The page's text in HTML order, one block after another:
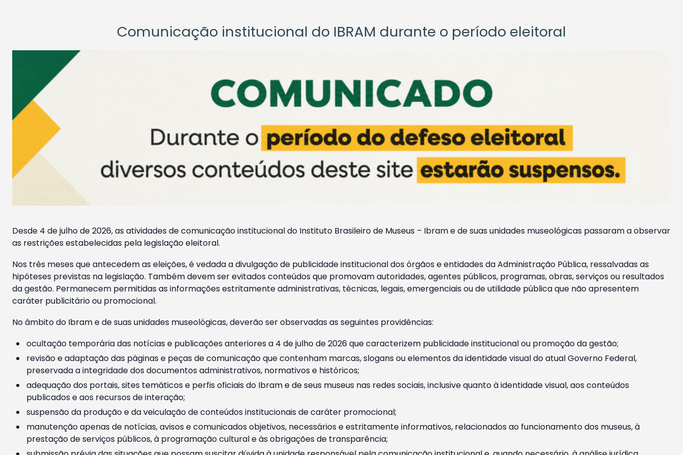
Comunicação institucional do IBRAM durante o período eleitoral
Desde 4 de julho de 2026, as atividades de comunicação institucional do Instituto Brasileiro de Museus – Ibram e de suas unidades museológicas passaram a observar
as restrições estabelecidas pela legislação eleitoral.
Nos três meses que antecedem as eleições, é vedada a divulgação de publicidade institucional dos órgãos e entidades da Administração Pública, ressalvadas as
hipóteses previstas na legislação. Também devem ser evitados conteúdos que promovam autoridades, agentes públicos, programas, obras, serviços ou resultados
da gestão. Permanecem permitidas as informações estritamente administrativas, técnicas, legais, emergenciais ou de utilidade pública que não apresentem
caráter publicitário ou promocional.
No âmbito do Ibram e de suas unidades museológicas, deverão ser observadas as seguintes providências:
ocultação temporária das notícias e publicações anteriores a 4 de julho de 2026 que caracterizem publicidade institucional ou promoção da gestão;
revisão e adaptação das páginas e peças de comunicação que contenham marcas, slogans ou elementos da identidade visual do atual Governo Federal,
preservada a integridade dos documentos administrativos, normativos e históricos;
adequação dos portais, sites temáticos e perfis oficiais do Ibram e de seus museus nas redes sociais, inclusive quanto à identidade visual, aos conteúdos
publicados e aos recursos de interação;
suspensão da produção e da veiculação de conteúdos institucionais de caráter promocional;
manutenção apenas de notícias, avisos e comunicados objetivos, necessários e estritamente informativos, relacionados ao funcionamento dos museus, à
prestação de serviços públicos, à programação cultural e às obrigações de transparência;